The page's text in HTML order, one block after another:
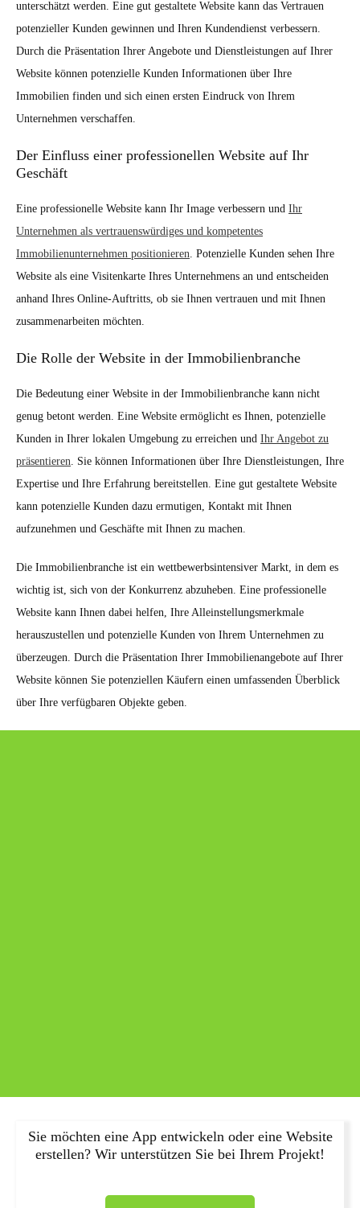
unterschätzt werden. Eine gut gestaltete Website kann das Vertrauen
potenzieller Kunden gewinnen und Ihren Kundendienst verbessern.
Durch die Präsentation Ihrer Angebote und Dienstleistungen auf Ihrer
Website können potenzielle Kunden Informationen über Ihre
Immobilien finden und sich einen ersten Eindruck von Ihrem
Unternehmen verschaffen.
Der Einfluss einer professionellen Website auf Ihr
Geschäft
Eine professionelle Website kann Ihr Image verbessern und Ihr
Unternehmen als vertrauenswürdiges und kompetentes
Immobilienunternehmen positionieren. Potenzielle Kunden sehen Ihre
Website als eine Visitenkarte Ihres Unternehmens an und entscheiden
anhand Ihres Online-Auftritts, ob sie Ihnen vertrauen und mit Ihnen
zusammenarbeiten möchten.
Die Rolle der Website in der Immobilienbranche
Die Bedeutung einer Website in der Immobilienbranche kann nicht
genug betont werden. Eine Website ermöglicht es Ihnen, potenzielle
Kunden in Ihrer lokalen Umgebung zu erreichen und Ihr Angebot zu
präsentieren. Sie können Informationen über Ihre Dienstleistungen, Ihre
Expertise und Ihre Erfahrung bereitstellen. Eine gut gestaltete Website
kann potenzielle Kunden dazu ermutigen, Kontakt mit Ihnen
aufzunehmen und Geschäfte mit Ihnen zu machen.
Die Immobilienbranche ist ein wettbewerbsintensiver Markt, in dem es
wichtig ist, sich von der Konkurrenz abzuheben. Eine professionelle
Website kann Ihnen dabei helfen, Ihre Alleinstellungsmerkmale
herauszustellen und potenzielle Kunden von Ihrem Unternehmen zu
überzeugen. Durch die Präsentation Ihrer Immobilienangebote auf Ihrer
Website können Sie potenziellen Käufern einen umfassenden Überblick
über Ihre verfügbaren Objekte geben.
Sie möchten eine App entwickeln oder eine Website
erstellen? Wir unterstützen Sie bei Ihrem Projekt!